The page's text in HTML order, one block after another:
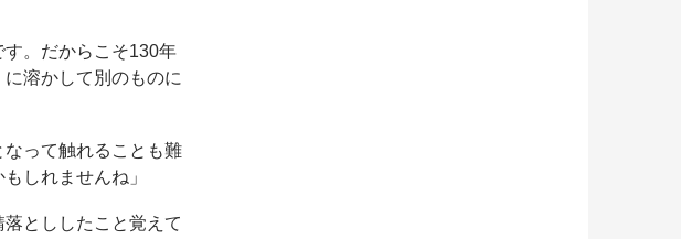
す。だからこそ130年
溶かして別のものに
なって触れることも難
しれませんね」
とししたこと覚えて